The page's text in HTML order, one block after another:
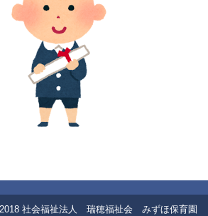
社会福祉法人 瑞穂福祉会 みずほ保育園